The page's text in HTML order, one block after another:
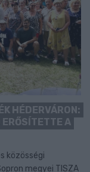
HÉDERVÁRON:
A
közösségi
megyei TISZA